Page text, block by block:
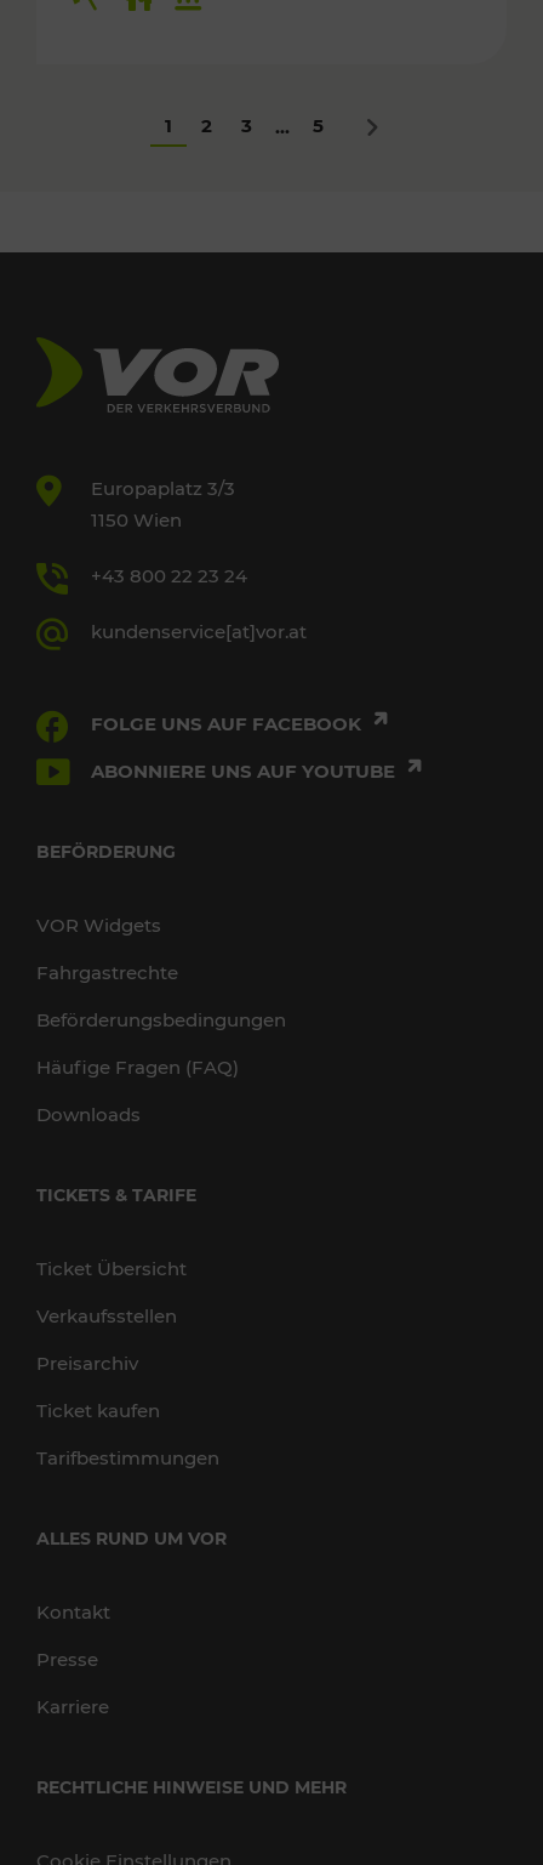
1 2 3 ... 5 Nächstes
Europaplatz 3/3
1150 Wien
+43 800 22 23 24
kundenservice[at]vor.at
FOLGE UNS AUF FACEBOOK
ABONNIERE UNS AUF YOUTUBE
BEFÖRDERUNG
VOR Widgets
Fahrgastrechte
Beförderungsbedingungen
Häufige Fragen (FAQ)
Downloads
TICKETS & TARIFE
Ticket Übersicht
Verkaufsstellen
Preisarchiv
Ticket kaufen
Tarifbestimmungen
ALLES RUND UM VOR
Kontakt
Presse
Karriere
RECHTLICHE HINWEISE UND MEHR